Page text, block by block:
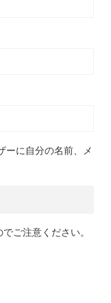
ーに自分の名前、メ
ご注意ください。